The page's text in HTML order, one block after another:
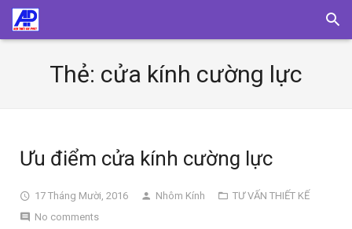
Thẻ: cửa kính cường lực
Ưu điểm cửa kính cường lực
17 Tháng Mười, 2016 Nhôm Kính
TƯ VẤN THIẾT KẾ
No comments